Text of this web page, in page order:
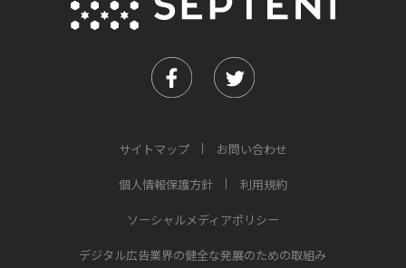
サイトマップ お問い合わせ
個人情報保護方針 利用規約
ソーシャルメディアポリシー
デジタル広告業界の健全な発展のための取組み